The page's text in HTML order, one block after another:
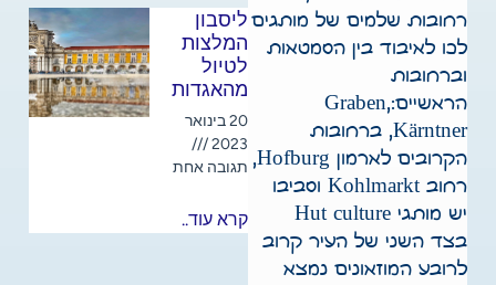
רחובות שלמים של מותגים
לכו לאיבוד בין הסמטאות
וברחובות
הראשיים:Graben,
Kärntner, ברחובות
הקרובים לארמון Hofburg,
רחוב Kohlmarkt וסביבו
יש מותגי Hut culture
בצד השני של העיר קרוב
לרובע המוזאונים נמצא
ליסבון
המלצות
לטיול
מהאגדות
20 בינואר
2023
תגובה אחת
קרא עוד..